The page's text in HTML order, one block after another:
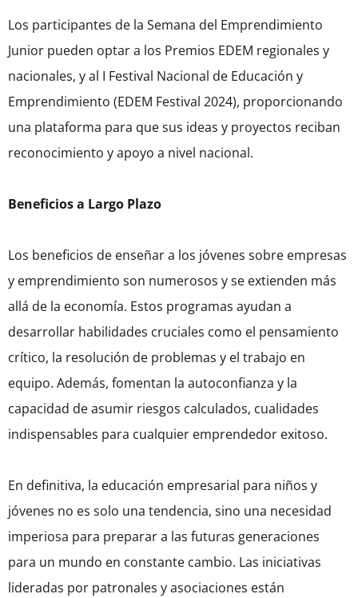
Los participantes de la Semana del Emprendimiento
Junior pueden optar a los Premios EDEM regionales y
nacionales, y al I Festival Nacional de Educación y
Emprendimiento (EDEM Festival 2024), proporcionando
una plataforma para que sus ideas y proyectos reciban
reconocimiento y apoyo a nivel nacional.
Beneficios a Largo Plazo
Los beneficios de enseñar a los jóvenes sobre empresas
y emprendimiento son numerosos y se extienden más
allá de la economía. Estos programas ayudan a
desarrollar habilidades cruciales como el pensamiento
crítico, la resolución de problemas y el trabajo en
equipo. Además, fomentan la autoconfianza y la
capacidad de asumir riesgos calculados, cualidades
indispensables para cualquier emprendedor exitoso.
En definitiva, la educación empresarial para niños y
jóvenes no es solo una tendencia, sino una necesidad
imperiosa para preparar a las futuras generaciones
para un mundo en constante cambio. Las iniciativas
lideradas por patronales y asociaciones están